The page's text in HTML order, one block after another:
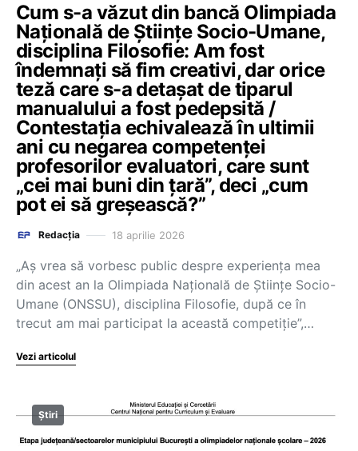
Cum s-a văzut din bancă Olimpiada
Națională de Științe Socio-Umane,
disciplina Filosofie: Am fost
îndemnați să fim creativi, dar orice
teză care s-a detașat de tiparul
manualului a fost pedepsită /
Contestația echivalează în ultimii
ani cu negarea competenței
profesorilor evaluatori, care sunt
„cei mai buni din țară”, deci „cum
pot ei să greșească?”
Redacția 18 aprilie 2026
„Aș vrea să vorbesc public despre experiența mea
din acest an la Olimpiada Națională de Științe Socio-
Umane (ONSSU), disciplina Filosofie, după ce în
trecut am mai participat la această competiție”,…
Vezi articolul
Știri